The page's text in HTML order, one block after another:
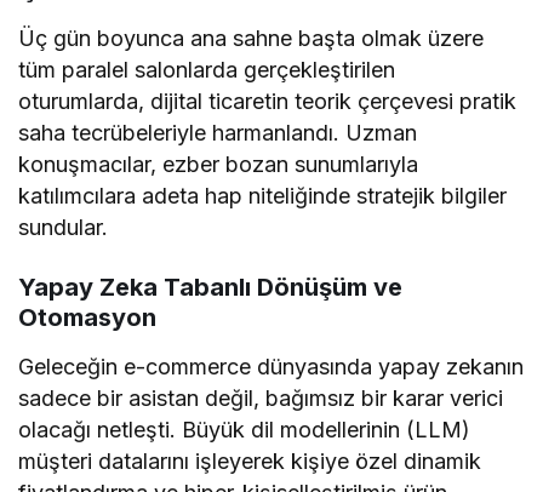
Üç gün boyunca ana sahne başta olmak üzere
tüm paralel salonlarda gerçekleştirilen
oturumlarda, dijital ticaretin teorik çerçevesi pratik
saha tecrübeleriyle harmanlandı. Uzman
konuşmacılar, ezber bozan sunumlarıyla
katılımcılara adeta hap niteliğinde stratejik bilgiler
sundular.
Yapay Zeka Tabanlı Dönüşüm ve
Otomasyon
Geleceğin e-commerce dünyasında yapay zekanın
sadece bir asistan değil, bağımsız bir karar verici
olacağı netleşti. Büyük dil modellerinin (LLM)
müşteri datalarını işleyerek kişiye özel dinamik